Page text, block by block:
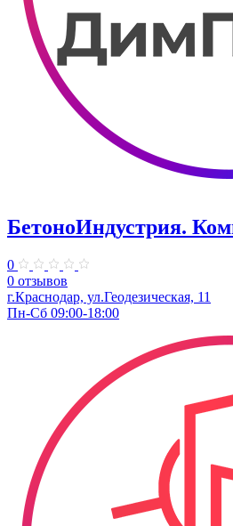
БетоноИндустрия.
0
0 отзывов
г.Краснодар, ул.Геодезическая, 11
Пн-Сб 09:00-18:00